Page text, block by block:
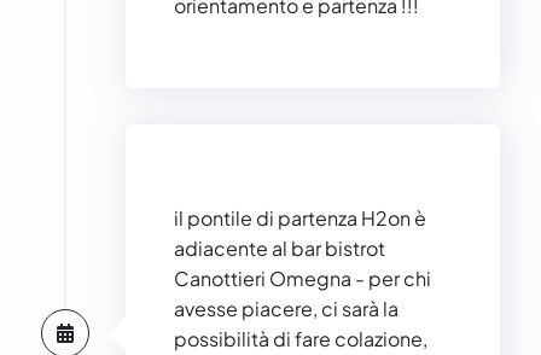
orientamento e partenza !!!
il pontile di partenza H2on è
adiacente al bar bistrot
Canottieri Omegna - per chi
avesse piacere, ci sarà la
possibilità di fare colazione,